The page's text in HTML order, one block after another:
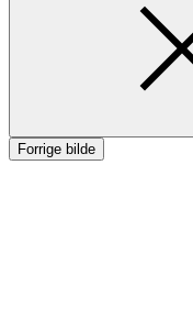
Mat og drikke
Aktiviteter
Forrige bilde